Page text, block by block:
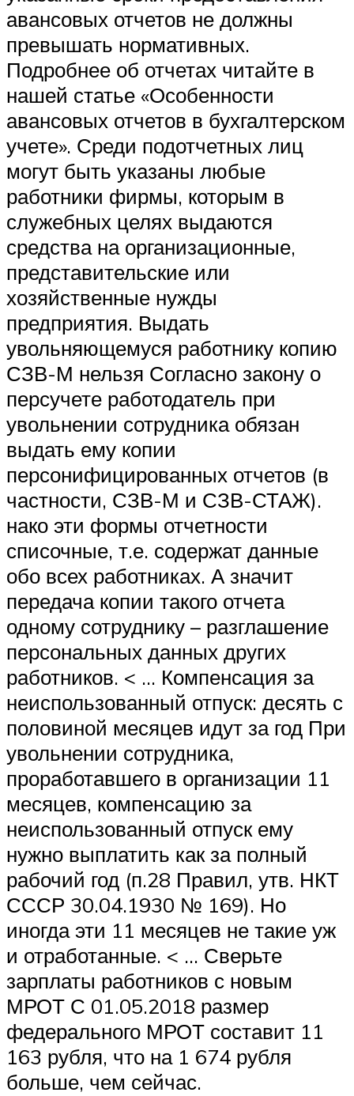
авансовых отчетов не должны
превышать нормативных.
Подробнее об отчетах читайте в
нашей статье «Особенности
авансовых отчетов в бухгалтерском
учете». Среди подотчетных лиц
могут быть указаны любые
работники фирмы, которым в
служебных целях выдаются
средства на организационные,
представительские или
хозяйственные нужды
предприятия. Выдать
увольняющемуся работнику копию
СЗВ-М нельзя Согласно закону о
персучете работодатель при
увольнении сотрудника обязан
выдать ему копии
персонифицированных отчетов (в
частности, СЗВ-М и СЗВ-СТАЖ).
нако эти формы отчетности
списочные, т.е. содержат данные
обо всех работниках. А значит
передача копии такого отчета
одному сотруднику – разглашение
персональных данных других
работников. < … Компенсация за
неиспользованный отпуск: десять с
половиной месяцев идут за год При
увольнении сотрудника,
проработавшего в организации 11
месяцев, компенсацию за
неиспользованный отпуск ему
нужно выплатить как за полный
рабочий год (п.28 Правил, утв. НКТ
СССР 30.04.1930 № 169). Но
иногда эти 11 месяцев не такие уж
и отработанные. < … Сверьте
зарплаты работников с новым
МРОТ С 01.05.2018 размер
федерального МРОТ составит 11
163 рубля, что на 1 674 рубля
больше, чем сейчас.